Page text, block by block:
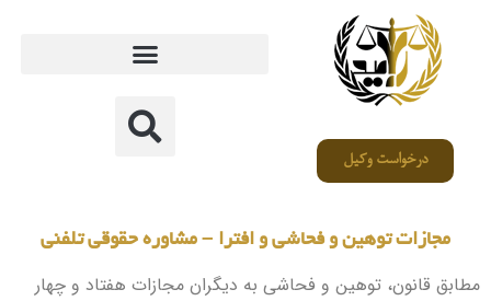
درخواست وکیل
مجازات توهین و فحاشی و افترا – مشاوره حقوقی تلفنی
مطابق قانون، توهین و فحاشی به دیگران مجازات هفتاد و چهار